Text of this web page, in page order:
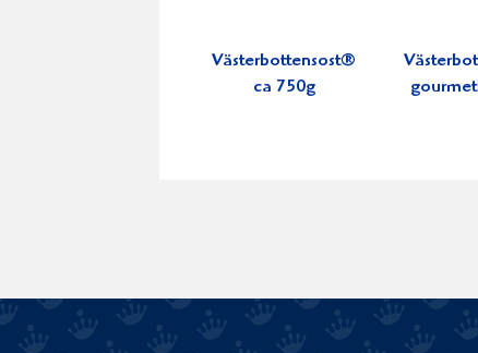
Västerbottensost®
ca 750g